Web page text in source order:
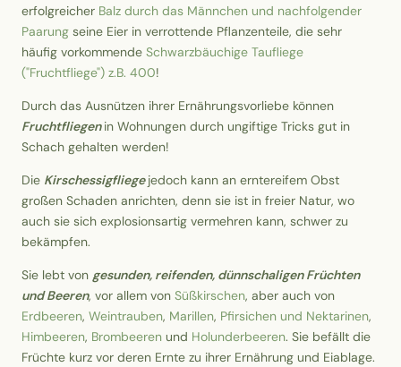
erfolgreicher Balz durch das Männchen und nachfolgender
Paarung seine Eier in verrottende Pflanzenteile, die sehr
häufig vorkommende Schwarzbäuchige Taufliege
("Fruchtfliege") z.B. 400!
Durch das Ausnützen ihrer Ernährungsvorliebe können
Fruchtfliegen in Wohnungen durch ungiftige Tricks gut in
Schach gehalten werden!
Die Kirschessigfliegejedoch kann an erntereifem Obst
großen Schaden anrichten, denn sie ist in freier Natur, wo
auch sie sich explosionsartig vermehren kann, schwer zu
bekämpfen.
Sie lebt von gesunden, reifenden, dünnschaligen Früchten
und Beeren, vor allem von Süßkirschen, aber auch von
Erdbeeren, Weintrauben, Marillen, Pfirsichen und Nektarinen,
Himbeeren, Brombeeren und Holunderbeeren. Sie befällt die
Früchte kurz vor deren Ernte zu ihrer Ernährung und Eiablage.